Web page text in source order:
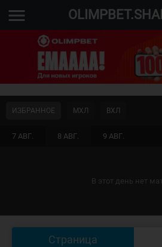
menu
7 АВГ. 8 АВГ. 9 АВГ.
ИЗБРАННОЕ МХЛ ВХЛ
В этот день нет
Страница